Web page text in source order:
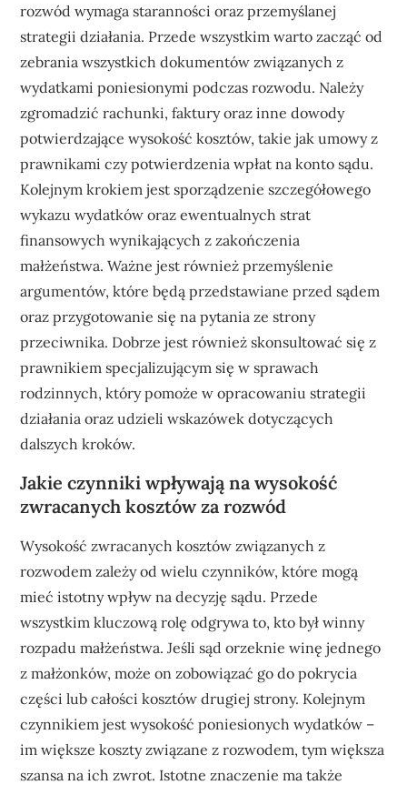
rozwód wymaga staranności oraz przemyślanej
strategii działania. Przede wszystkim warto zacząć od
zebrania wszystkich dokumentów związanych z
wydatkami poniesionymi podczas rozwodu. Należy
zgromadzić rachunki, faktury oraz inne dowody
potwierdzające wysokość kosztów, takie jak umowy z
prawnikami czy potwierdzenia wpłat na konto sądu.
Kolejnym krokiem jest sporządzenie szczegółowego
wykazu wydatków oraz ewentualnych strat
finansowych wynikających z zakończenia
małżeństwa. Ważne jest również przemyślenie
argumentów, które będą przedstawiane przed sądem
oraz przygotowanie się na pytania ze strony
przeciwnika. Dobrze jest również skonsultować się z
prawnikiem specjalizującym się w sprawach
rodzinnych, który pomoże w opracowaniu strategii
działania oraz udzieli wskazówek dotyczących
dalszych kroków.
Jakie czynniki wpływają na wysokość
zwracanych kosztów za rozwód
Wysokość zwracanych kosztów związanych z
rozwodem zależy od wielu czynników, które mogą
mieć istotny wpływ na decyzję sądu. Przede
wszystkim kluczową rolę odgrywa to, kto był winny
rozpadu małżeństwa. Jeśli sąd orzeknie winę jednego
z małżonków, może on zobowiązać go do pokrycia
części lub całości kosztów drugiej strony. Kolejnym
czynnikiem jest wysokość poniesionych wydatków –
im większe koszty związane z rozwodem, tym większa
szansa na ich zwrot. Istotne znaczenie ma także